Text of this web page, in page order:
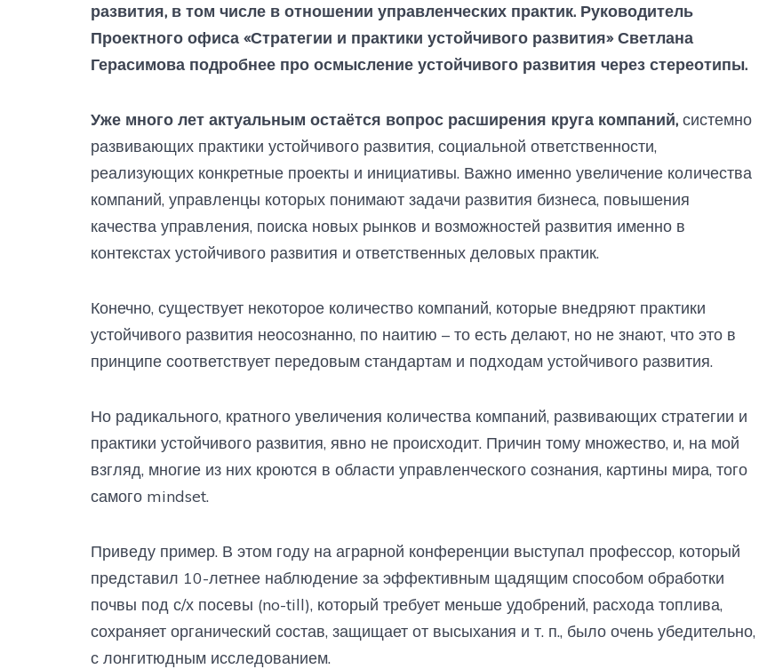
развития, в том числе в отношении управленческих практик. Руководитель
Проектного офиса «Стратегии и практики устойчивого развития» Светлана
Герасимова подробнее про осмысление устойчивого развития через стереотипы.
Уже много лет актуальным остаётся вопрос расширения круга компаний, системно
развивающих практики устойчивого развития, социальной ответственности,
реализующих конкретные проекты и инициативы. Важно именно увеличение количества
компаний, управленцы которых понимают задачи развития бизнеса, повышения
качества управления, поиска новых рынков и возможностей развития именно в
контекстах устойчивого развития и ответственных деловых практик.
Конечно, существует некоторое количество компаний, которые внедряют практики
устойчивого развития неосознанно, по наитию – то есть делают, но не знают, что это в
принципе соответствует передовым стандартам и подходам устойчивого развития.
Но радикального, кратного увеличения количества компаний, развивающих стратегии и
практики устойчивого развития, явно не происходит. Причин тому множество, и, на мой
взгляд, многие из них кроются в области управленческого сознания, картины мира, того
самого mindset.
Приведу пример. В этом году на аграрной конференции выступал профессор, который
представил 10-летнее наблюдение за эффективным щадящим способом обработки
почвы под с/х посевы (no-till), который требует меньше удобрений, расхода топлива,
сохраняет органический состав, защищает от высыхания и т. п., было очень убедительно,
с лонгитюдным исследованием.